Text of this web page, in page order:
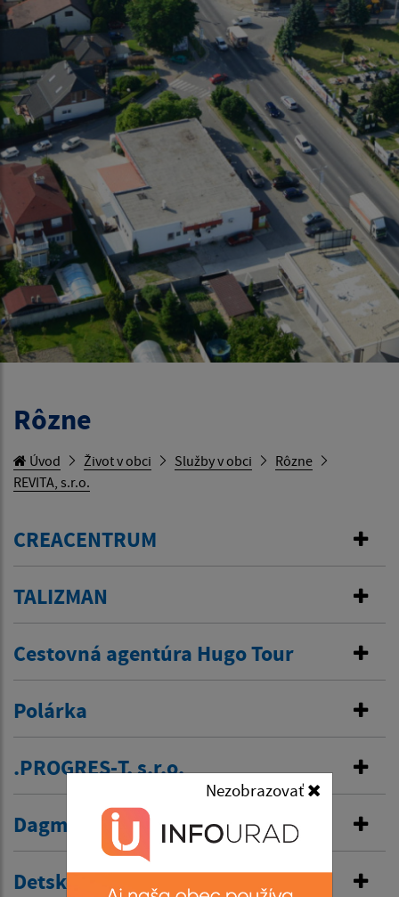
Nezobrazovať
Rôzne
Úvod Život v obci Služby v obci
Rôzne
REVITA, s.r.o.
CREACENTRUM
TALIZMAN
Cestovná agentúra Hugo Tour
Polárka
.PROGRES-T, s.r.o.
Dagmar Keresztesová
Detské centrum Hugáčik